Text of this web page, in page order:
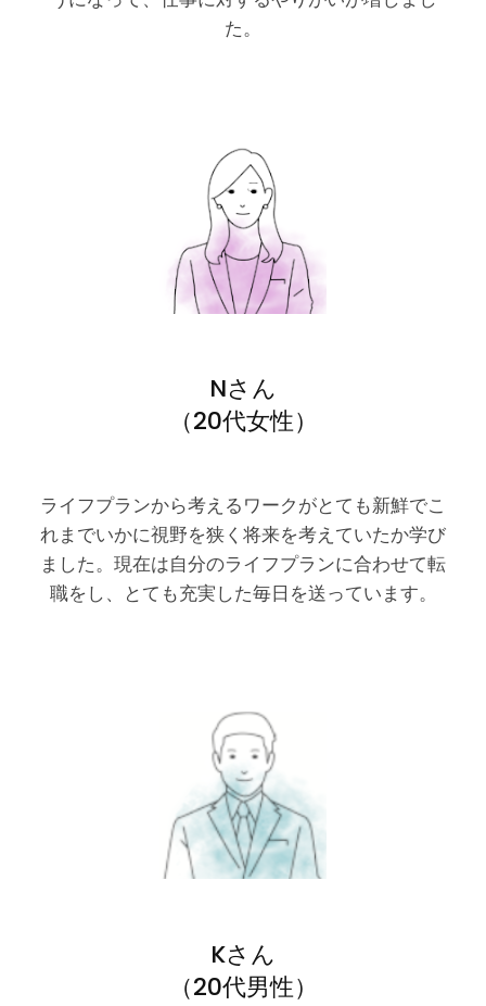
た。
Nさん
（20代女性）
ライフプランから考えるワークがとても新鮮でこ
れまでいかに視野を狭く将来を考えていたか学び
ました。現在は自分のライフプランに合わせて転
職をし、とても充実した毎日を送っています。
Kさん
（20代男性）